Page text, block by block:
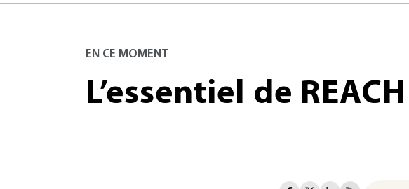
EN CE MOMENT
L’essentiel de